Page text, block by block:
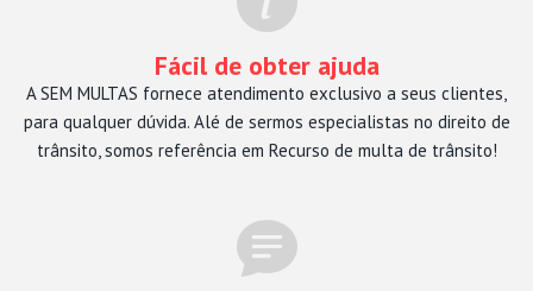
Fácil de obter ajuda
A SEM MULTAS fornece atendimento exclusivo a seus clientes,
para qualquer dúvida. Alé de sermos especialistas no direito de
trânsito, somos referência em Recurso de multa de trânsito!